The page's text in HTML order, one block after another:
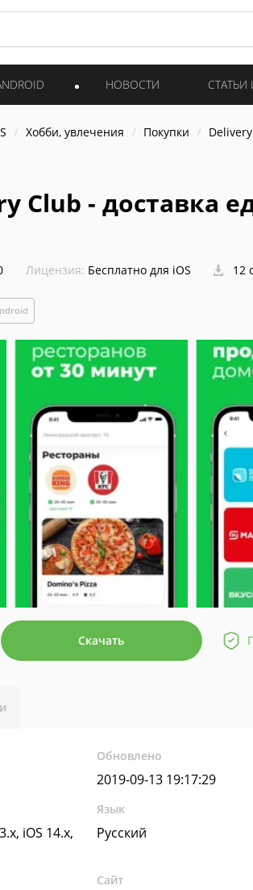
НОВОСТИ
Хобби, увлечения Покупки
Club - доставка
Лицензия: Бесплатно для iOS 12
Скачать
Обновлено
2019-09-13 19:17:29
iOS 14.x,
Язык
Русский
Сайт